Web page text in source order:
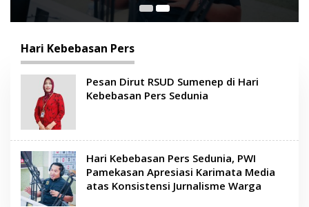
Hari Kebebasan Pers
Pesan Dirut RSUD Sumenep di Hari
Kebebasan Pers Sedunia
Hari Kebebasan Pers Sedunia, PWI
Pamekasan Apresiasi Karimata Media
atas Konsistensi Jurnalisme Warga